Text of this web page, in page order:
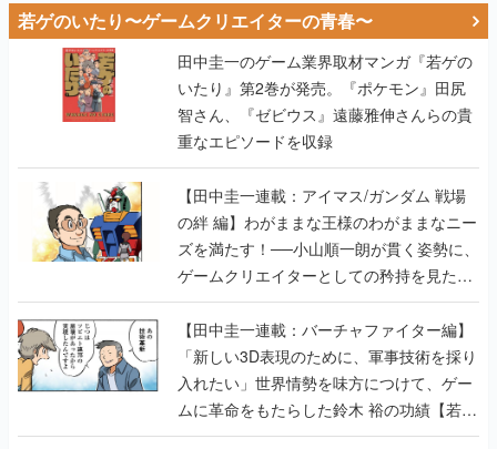
若ゲのいたり〜ゲームクリエイターの青春〜
田中圭一のゲーム業界取材マンガ『若ゲの
いたり』第2巻が発売。『ポケモン』田尻
智さん、『ゼビウス』遠藤雅伸さんらの貴
重なエピソードを収録
【田中圭一連載：アイマス/ガンダム 戦場
の絆 編】わがままな王様のわがままなニー
ズを満たす！──小山順一朗が貫く姿勢に、
ゲームクリエイターとしての矜持を見た
【若ゲのいたり最終回】
【田中圭一連載：バーチャファイター編】
「新しい3D表現のために、軍事技術を採り
入れたい」世界情勢を味方につけて、ゲー
ムに革命をもたらした鈴木 裕の功績【若ゲ
のいたり】